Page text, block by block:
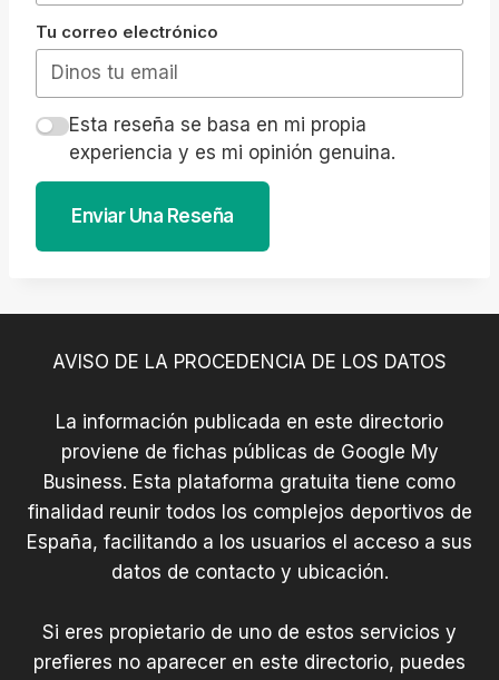
Tu correo electrónico
Esta reseña se basa en mi propia
experiencia y es mi opinión genuina.
Enviar Una Reseña
AVISO DE LA PROCEDENCIA DE LOS DATOS
La información publicada en este directorio
proviene de fichas públicas de Google My
Business. Esta plataforma gratuita tiene como
finalidad reunir todos los complejos deportivos de
España, facilitando a los usuarios el acceso a sus
datos de contacto y ubicación.
Si eres propietario de uno de estos servicios y
prefieres no aparecer en este directorio, puedes